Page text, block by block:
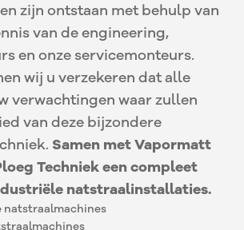
zijn ontstaan met behulp van
van de engineering,
en onze servicemonteurs.
wij u verzekeren dat alle
verwachtingen waar zullen
van deze bijzondere
Samen met Vapormatt
Techniek een compleet
natstraalinstallaties.
natstraalmachines